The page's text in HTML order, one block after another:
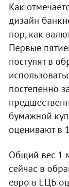
Как
дизайн
пор, как
Первые
поступят в
постепенно
бумажной
оценивают в
Общий вес 1
сейчас в
евро в ЕЦБ